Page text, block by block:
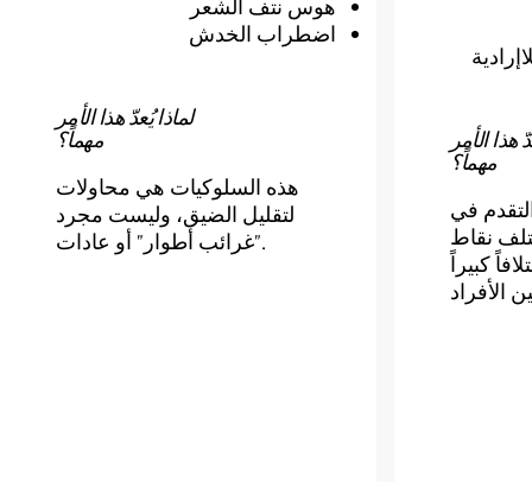
هوس نتف الشعر
اضطراب الخدش
لماذا يُعدّ هذا الأمر
مهماً؟
هذه السلوكيات هي محاولات
لتقليل الضيق، وليست مجرد
"غرائب أطوار" أو عادات.
هذا الأمر
مهماً؟
في
نقاط
كبيراً